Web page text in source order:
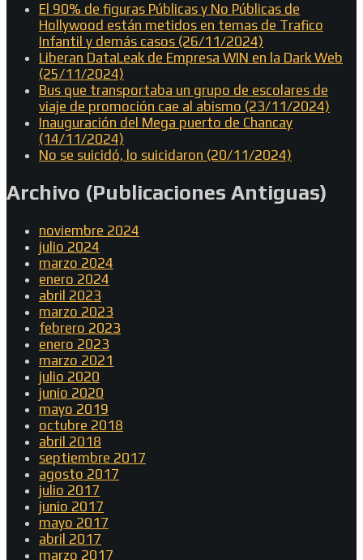
El 90% de figuras Públicas y No Públicas de
Hollywood están metidos en temas de Trafico
Infantil y demás casos (26/11/2024)
Liberan DataLeak de Empresa WIN en la Dark Web
(25/11/2024)
Bus que transportaba un grupo de escolares de
viaje de promoción cae al abismo (23/11/2024)
Inauguración del Mega puerto de Chancay
(14/11/2024)
No se suicidó, lo suicidaron (20/11/2024)
Archivo (Publicaciones Antiguas)
noviembre 2024
julio 2024
marzo 2024
enero 2024
abril 2023
marzo 2023
febrero 2023
enero 2023
marzo 2021
julio 2020
junio 2020
mayo 2019
octubre 2018
abril 2018
septiembre 2017
agosto 2017
julio 2017
junio 2017
mayo 2017
abril 2017
marzo 2017